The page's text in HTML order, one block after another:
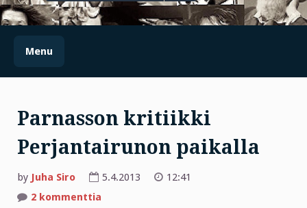
Menu
Parnasson kritiikki
Perjantairunon paikalla
by Juha Siro 5.4.2013
12:41
2 kommenttia